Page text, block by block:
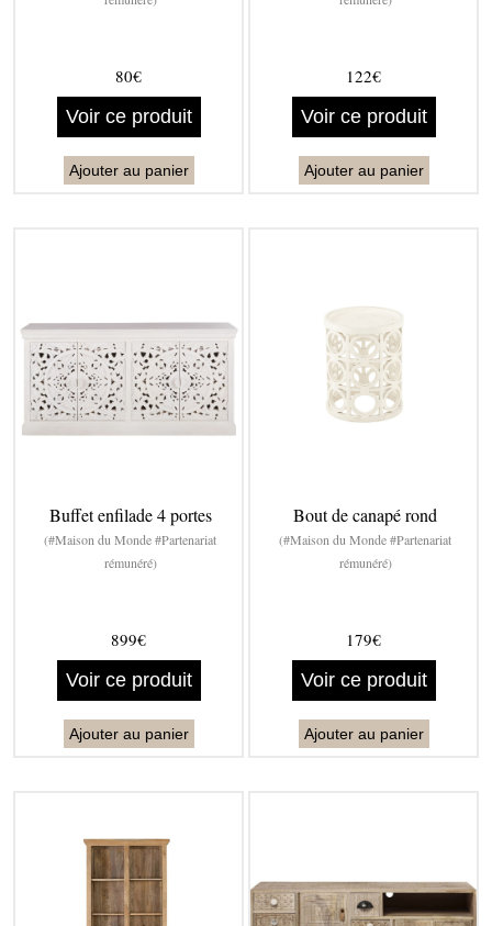
80€
Voir ce produit
Ajouter au panier
122€
Voir ce produit
Ajouter au panier
Buffet enfilade 4 portes
(#Maison du Monde #Partenariat
rémunéré)
899€
Voir ce produit
Ajouter au panier
Bout de canapé rond
(#Maison du Monde #Partenariat
rémunéré)
179€
Voir ce produit
Ajouter au panier